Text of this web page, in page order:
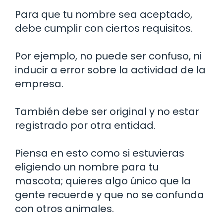
Para que tu nombre sea aceptado,
debe cumplir con ciertos requisitos.
Por ejemplo, no puede ser confuso, ni
inducir a error sobre la actividad de la
empresa.
También debe ser original y no estar
registrado por otra entidad.
Piensa en esto como si estuvieras
eligiendo un nombre para tu
mascota; quieres algo único que la
gente recuerde y que no se confunda
con otros animales.